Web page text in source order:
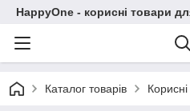
HappyOne - корисні товари
Каталог товарів